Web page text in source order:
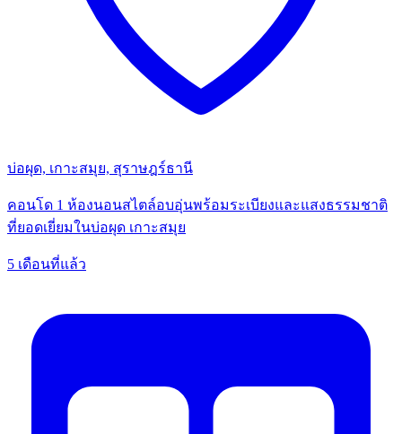
บ่อผุด, เกาะสมุย, สุราษฎร์ธานี
คอนโด 1 ห้องนอนสไตล์อบอุ่นพร้อมระเบียงและแสงธรรมชาติ
ที่ยอดเยี่ยมในบ่อผุด เกาะสมุย
5 เดือนที่แล้ว